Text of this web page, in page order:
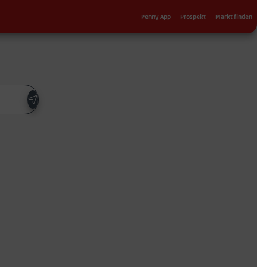
Sekundärnavigation
Penny App Prospekt Markt finden